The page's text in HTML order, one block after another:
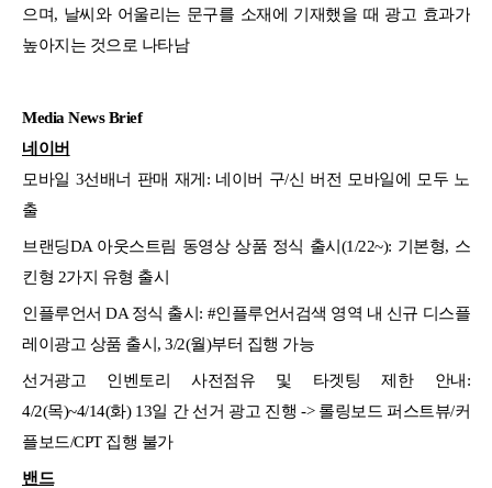
으며, 날씨와 어울리는 문구를 소재에 기재했을 때 광고 효과가
높아지는 것으로 나타남
Media News Brief
네이버
모바일 3선배너 판매 재게: 네이버 구/신 버전 모바일에 모두 노
출
브랜딩DA 아웃스트림 동영상 상품 정식 출시(1/22~): 기본형, 스
킨형 2가지 유형 출시
인플루언서 DA 정식 출시: #인플루언서검색 영역 내 신규 디스플
레이광고 상품 출시, 3/2(월)부터 집행 가능
선거광고 인벤토리 사전점유 및 타겟팅 제한 안내:
4/2(목)~4/14(화) 13일 간 선거 광고 진행 -> 롤링보드 퍼스트뷰/커
플보드/CPT 집행 불가
밴드